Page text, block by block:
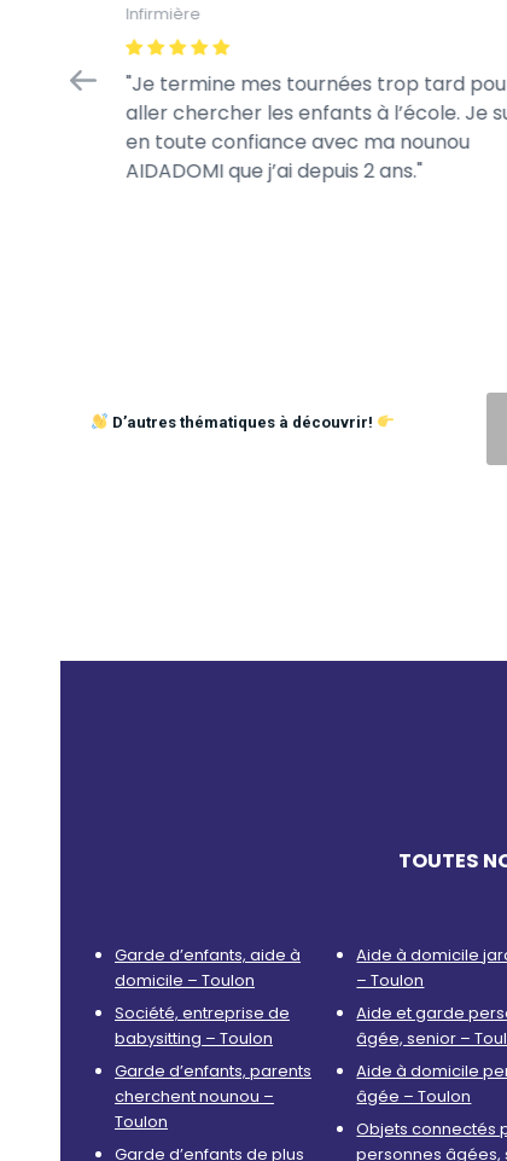
Infirmière
Je termine mes tournées trop tard
aller chercher les enfants à l’école. Je
en toute confiance avec ma nounou
AIDADOMI que j’ai depuis 2 ans.
D’autres thématiques à découvrir!
Précédent
TOUTES
Garde d’enfants, aide à
domicile – Toulon
Société, entreprise de
babysitting – Toulon
Garde d’enfants, parents
cherchent nounou –
Toulon
Garde d’enfants de plus
Aide à domicile
– Toulon
Aide et garde
âgée, senior –
Aide à domicile
âgée – Toulon
Objets connectés
personnes âgées,